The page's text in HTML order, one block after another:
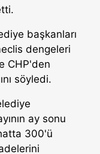
başkanları
dengeleri
CHP'den
söyledi.
ay sonu
300'ü